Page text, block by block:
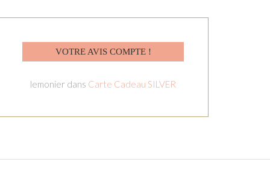
VOTRE AVIS COMPTE !
lemonier dans Carte Cadeau SILVER